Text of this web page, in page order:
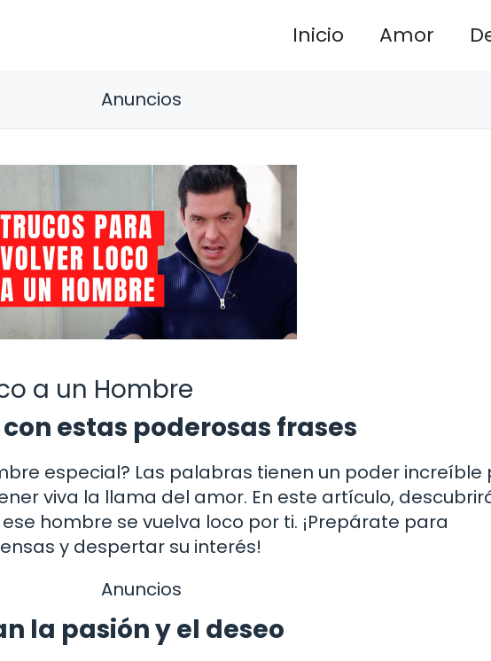
Inicio Amor
Anuncios
a un Hombre
estas poderosas frases
especial? Las palabras tienen un poder increíble
viva la llama del amor. En este artículo,
hombre se vuelva loco por ti. ¡Prepárate para
y despertar su interés!
Anuncios
la pasión y el deseo